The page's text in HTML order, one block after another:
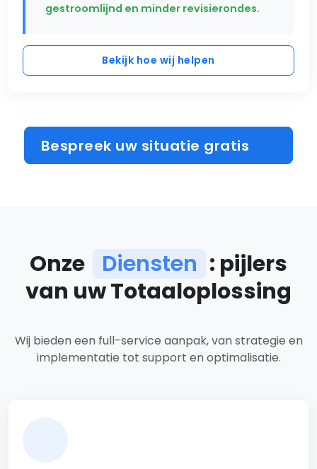
gestroomlijnd en minder revisierondes.
Bekijk hoe wij helpen
Bespreek uw situatie gratis
Onze Diensten : pijlers
van uw Totaaloplossing
Ons dienstenaanbod
Wij bieden een full-service aanpak, van strategie en
implementatie tot support en optimalisatie.